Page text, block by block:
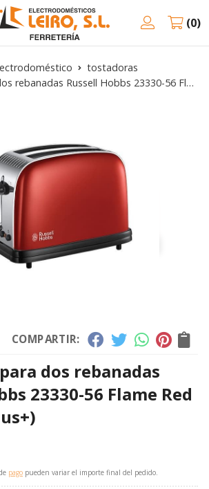
0
tostadoras
Tostadora para dos rebanadas Russell Hobbs 23330-56 Flame Red (Colours Plus+)
COMPARTIR:
dos rebanadas
23330-56 Flame Red
pago pueden variar el importe final del pedido.